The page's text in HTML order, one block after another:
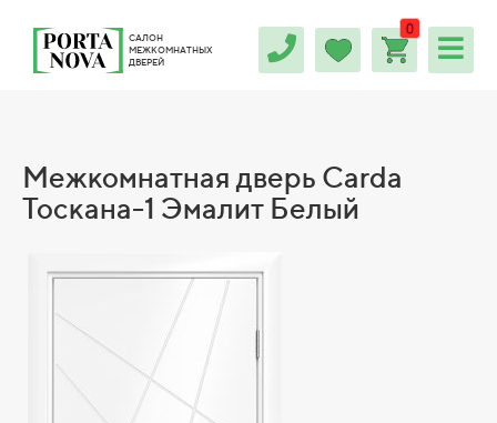
САЛОН
МЕЖКОМНАТНЫХ
ДВЕРЕЙ
0
Межкомнатная дверь Carda
Тоскана-1 Эмалит Белый